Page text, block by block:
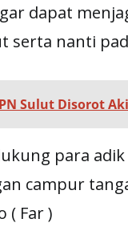
dapat
serta nanti
Sulut Disorot
para
campur
( Far )